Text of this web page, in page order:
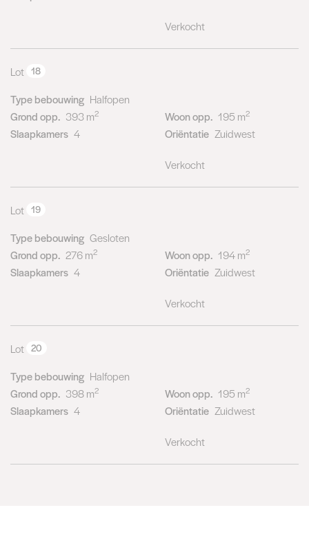
Verkocht
Lot 18
Type bebouwing Halfopen
Grond opp. 393 m2 Woon opp. 195 m2
Slaapkamers 4 Oriëntatie Zuidwest
Verkocht
Lot 19
Type bebouwing Gesloten
Grond opp. 276 m2 Woon opp. 194 m2
Slaapkamers 4 Oriëntatie Zuidwest
Verkocht
Lot 20
Type bebouwing Halfopen
Grond opp. 398 m2 Woon opp. 195 m2
Slaapkamers 4 Oriëntatie Zuidwest
Verkocht